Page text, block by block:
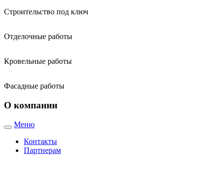
Строительство под ключ
Отделочные работы
Кровельные работы
Фасадные работы
О компании
Toggle
navigation
Меню
Контакты
Партнерам